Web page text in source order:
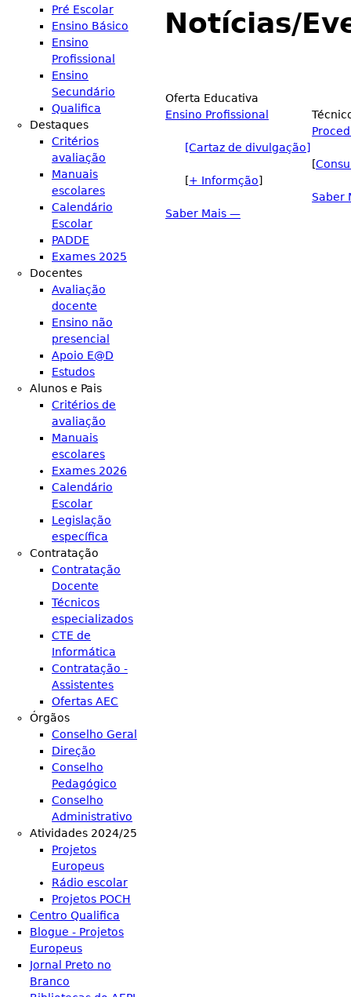
Notícias/
Oferta Educativa
Ensino Profissional
[Cartaz de divulgação]
[+ Informção]
Saber Mais —
[
Saber
Pré Escolar
Ensino Básico
Ensino
Profissional
Ensino
Secundário
Qualifica
Destaques
Critérios
avaliação
Manuais
escolares
Calendário
Escolar
PADDE
Exames 2025
Docentes
Avaliação
docente
Ensino não
presencial
Apoio E@D
Estudos
Alunos e Pais
Critérios de
avaliação
Manuais
escolares
Exames 2026
Calendário
Escolar
Legislação
específica
Contratação
Contratação
Docente
Técnicos
especializados
CTE de
Informática
Contratação -
Assistentes
Ofertas AEC
Órgãos
Conselho Geral
Direção
Conselho
Pedagógico
Conselho
Administrativo
Atividades 2024/25
Projetos
Europeus
Rádio escolar
Projetos POCH
Centro Qualifica
Blogue - Projetos
Europeus
Jornal Preto no
Branco